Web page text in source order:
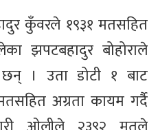
कुँवरले १९३१ मतसहित
झपटबहादुर बोहोराले
। उता डोटी १ बाट
अग्रता कायम गर्दै